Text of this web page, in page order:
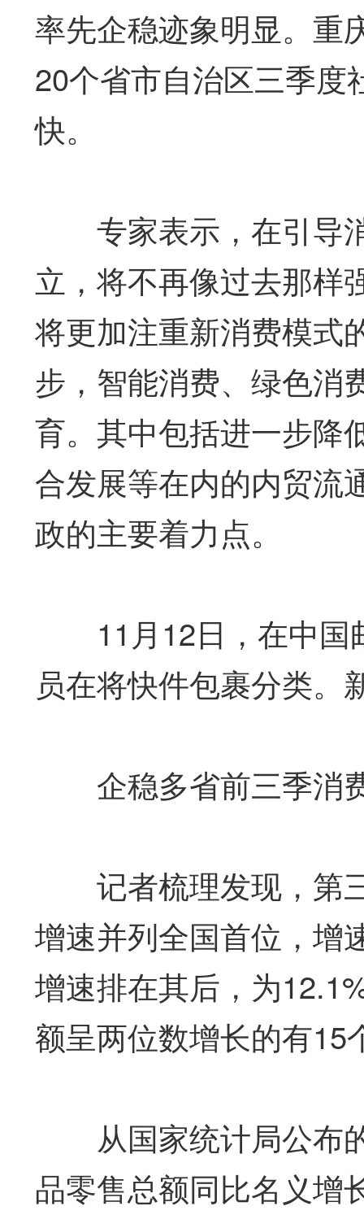
率先企稳迹象明显。重
20个省市自治区三季度
快。
专家表示，在引导
立，将不再像过去那样
将更加注重新消费模式
步，智能消费、绿色消
育。其中包括进一步降
合发展等在内的内贸流
政的主要着力点。
11月12日，在中国
员在将快件包裹分类。
企稳多省前三季消
记者梳理发现，第
增速并列全国首位，增
增速排在其后，为
额呈两位数增长的有15
从国家统计局公布
品零售总额同比名义增